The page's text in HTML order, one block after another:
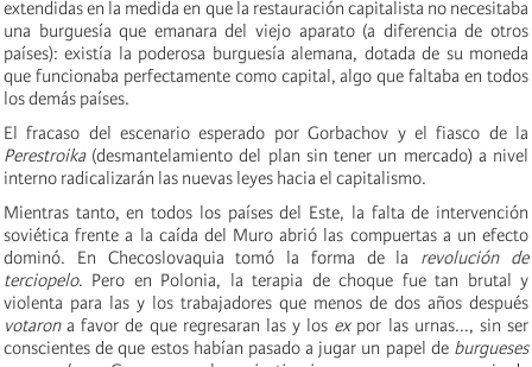
extendidas en la medida en que la restauración capitalista no necesitaba
una burguesía que emanara del viejo aparato (a diferencia de otros
países): existía la poderosa burguesía alemana, dotada de su moneda
que funcionaba perfectamente como capital, algo que faltaba en todos
los demás países.
El fracaso del escenario esperado por Gorbachov y el fiasco de la
Perestroika(desmantelamiento del plan sin tener un mercado) a nivel
interno radicalizarán las nuevas leyes hacia el capitalismo.
Mientras tanto, en todos los países del Este, la falta de intervención
soviética frente a la caída del Muro abrió las compuertas a un efecto
dominó. En Checoslovaquia tomó la forma de la revolución de
terciopelo. Pero en Polonia, la terapia de choque fue tan brutal y
violenta para las y los trabajadores que menos de dos años después
votarona favor de que regresaran las y los expor las urnas..., sin ser
conscientes de que estos habían pasado a jugar un papel de burgueses